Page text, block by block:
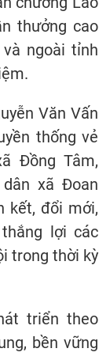
thưởng cao
ngoài tỉnh
Văn Vấn
thống vẻ
Đồng Tâm,
xã Đoan
kết, đổi mới,
lợi các
trong thời kỳ
triển theo
bền vững